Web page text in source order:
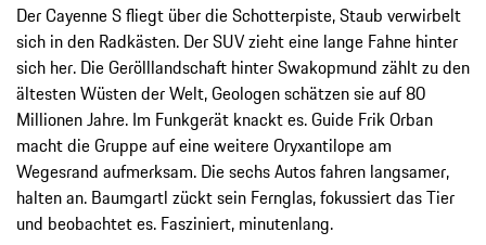
Der Cayenne S fliegt über die Schotterpiste, Staub verwirbelt
sich in den Radkästen. Der SUV zieht eine lange Fahne hinter
sich her. Die Gerölllandschaft hinter Swakopmund zählt zu den
ältesten Wüsten der Welt, Geologen schätzen sie auf 80
Millionen Jahre. Im Funkgerät knackt es. Guide Frik Orban
macht die Gruppe auf eine weitere Oryxantilope am
Wegesrand aufmerksam. Die sechs Autos fahren langsamer,
halten an. Baumgartl zückt sein Fernglas, fokussiert das Tier
und beobachtet es. Fasziniert, minutenlang.